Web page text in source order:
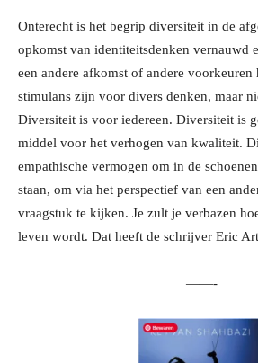
Onterecht is het begrip diversiteit in de
opkomst van identiteitsdenken vernauwd
een andere afkomst of andere voorkeuren
stimulans zijn voor divers denken, maar
Diversiteit is voor iedereen. Diversiteit is
middel voor het verhogen van kwaliteit.
empathische vermogen om in de
staan, om via het perspectief van een
vraagstuk te kijken. Je zult je verbazen
leven wordt. Dat heeft de schrijver Eric
——-